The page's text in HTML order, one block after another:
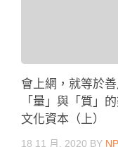
會上網，就等於
「量」與「質」
文化資本（上）
18 11 月, 2020 BY